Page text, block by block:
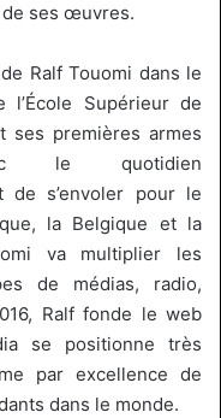
de ses œuvres.
Ralf Touomi dans le
l’École Supérieur de
ses premières armes
le quotidien
de s’envoler pour le
la Belgique et la
va multiplier les
de médias, radio,
Ralffonde le web
se positionne très
par excellence de
dans le monde.